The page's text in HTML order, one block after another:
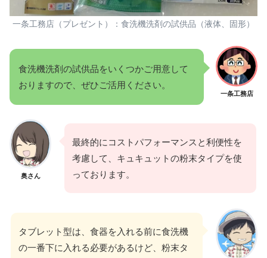
一条工務店（プレゼント）：食洗機洗剤の試供品（液体、固形）
一条工務店
食洗機洗剤の試供品をいくつかご用意して
おりますので、ぜひご活用ください。
奥さん
最終的にコストパフォーマンスと利便性を
考慮して、キュキュットの粉末タイプを使
っております。
タブレット型は、食器を入れる前に食洗機
の一番下に入れる必要があるけど、粉末タ